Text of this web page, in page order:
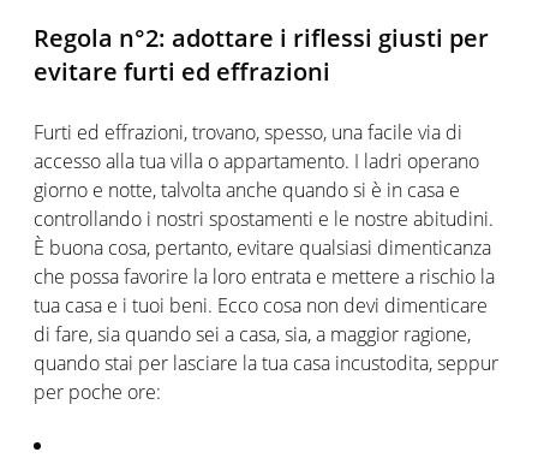
Regola n°2: adottare i riflessi giusti per
evitare furti ed effrazioni
Furti ed effrazioni, trovano, spesso, una facile via di
accesso alla tua villa o appartamento. I ladri operano
giorno e notte, talvolta anche quando si è in casa e
controllando i nostri spostamenti e le nostre abitudini.
È buona cosa, pertanto, evitare qualsiasi dimenticanza
che possa favorire la loro entrata e mettere a rischio la
tua casa e i tuoi beni. Ecco cosa non devi dimenticare
di fare, sia quando sei a casa, sia, a maggior ragione,
quando stai per lasciare la tua casa incustodita, seppur
per poche ore: